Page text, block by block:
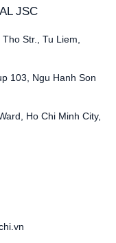
JSC
Str., Tu Liem,
103, Ngu Hanh Son
Ho Chi Minh City,